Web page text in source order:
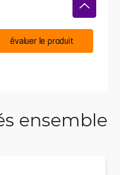
évaluer le produit
ensemble